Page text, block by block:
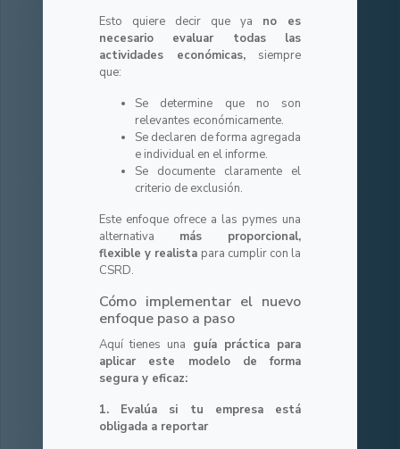
Esto quiere decir que ya no es
necesario evaluar todas las
actividades económicas, siempre
que:
Se determine que no son
relevantes económicamente.
Se declaren de forma agregada
e individual en el informe.
Se documente claramente el
criterio de exclusión.
Este enfoque ofrece a las pymes una
alternativa más proporcional,
flexible y realista para cumplir con la
CSRD.
Cómo implementar el nuevo
enfoque paso a paso
Aquí tienes una guía práctica para
aplicar este modelo de forma
segura y eficaz:
1. Evalúa si tu empresa está
obligada a reportar